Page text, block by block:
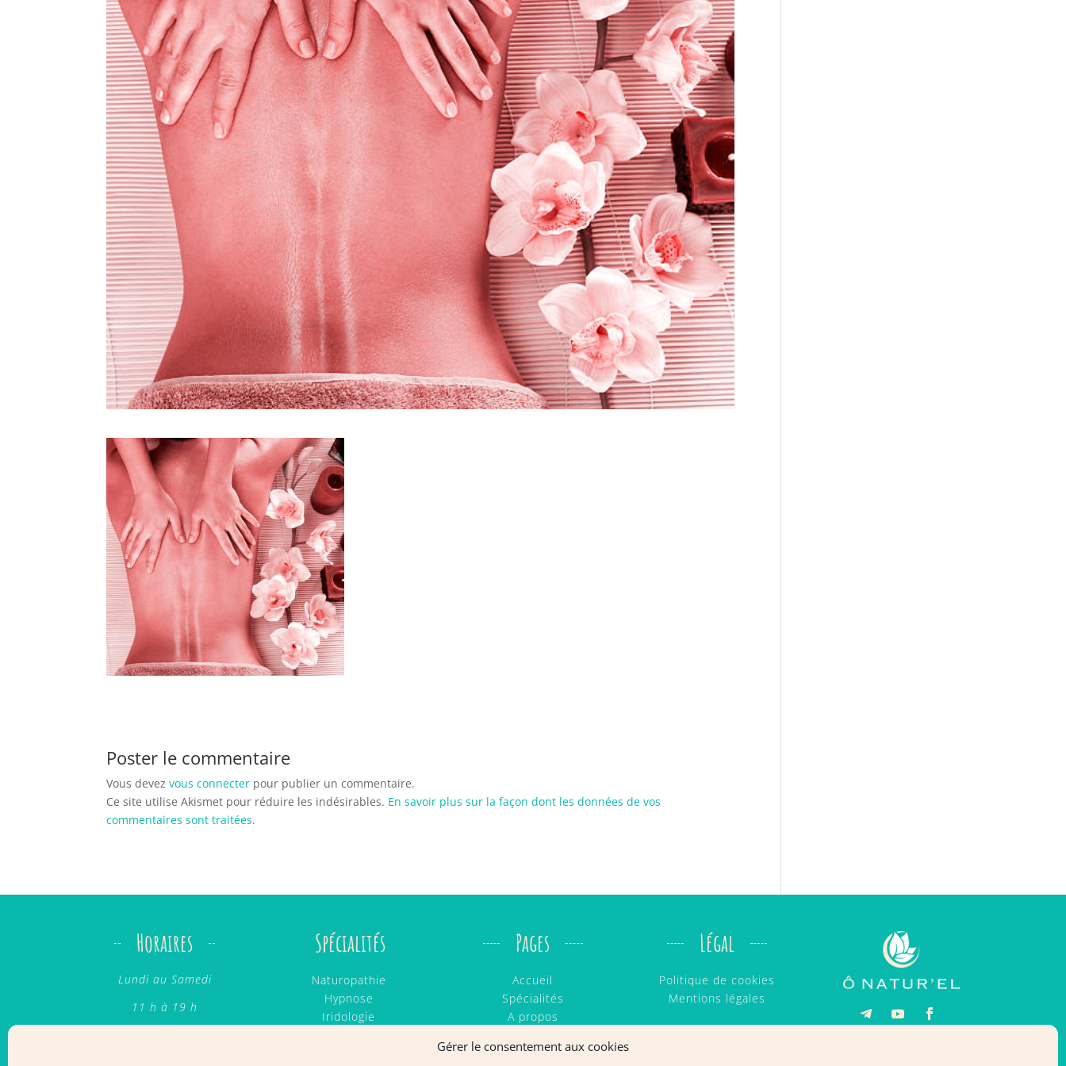
Gérer le consentement aux cookies
Poster le commentaire
Vous devezvous connecter pour publier un commentaire.
Ce site utilise Akismet pour réduire les indésirables. En savoir plus sur la façon dont les données de vos
commentaires sont traitées.
Horaires
Lundi au Samedi
11 h à 19 h
Spécialités
Naturopathie
Hypnose
Iridologie
Pages
Accueil
Spécialités
A propos
Contact
Légal
Politique de cookies
Mentions légales